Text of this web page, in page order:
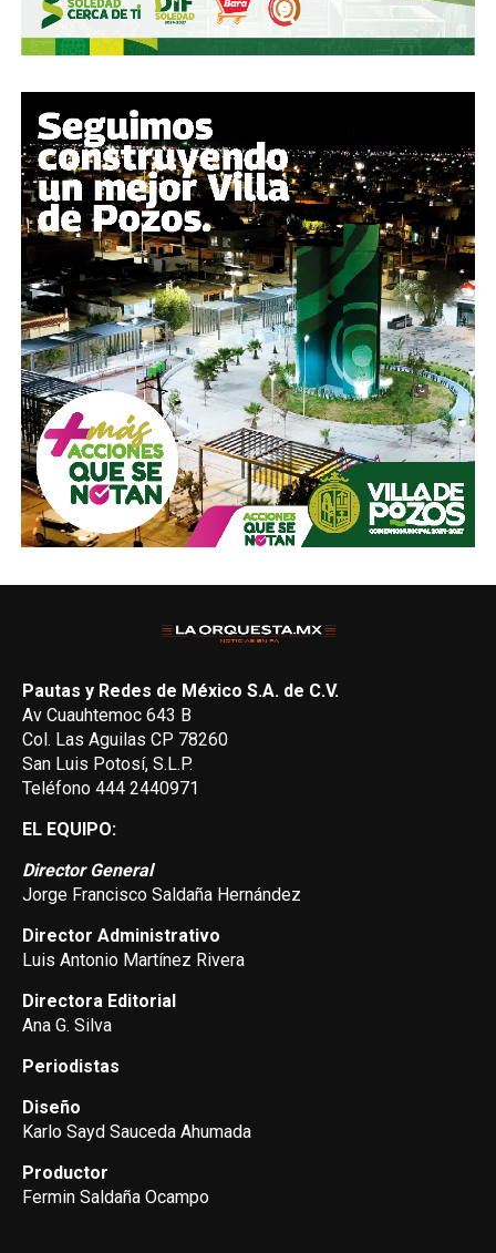
Pautas y Redes de México S.A. de C.V.
Av Cuauhtemoc 643 B
Col. Las Aguilas CP 78260
San Luis Potosí, S.L.P.
Teléfono 444 2440971
EL EQUIPO:
Director General
Jorge Francisco Saldaña Hernández
Director Administrativo
Luis Antonio Martínez Rivera
Directora Editorial
Ana G. Silva
Periodistas
Diseño
Karlo Sayd Sauceda Ahumada
Productor
Fermin Saldaña Ocampo